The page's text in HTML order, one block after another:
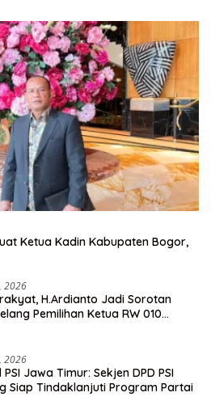
Ketua Kadin Kabupaten Bogor,
2026
H.Ardianto Jadi Sorotan
Pemilihan Ketua RW 010
2026
Jawa Timur: Sekjen DPD PSI
Siap Tindaklanjuti Program Partai